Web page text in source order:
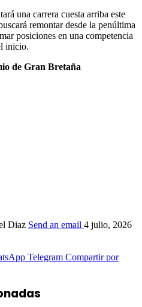
una carrera cuesta arriba este
remontar desde la penúltima
posiciones en una competencia
inicio.
de Gran Bretaña
Diaz Send an email 4 julio, 2026
Telegram Compartir por